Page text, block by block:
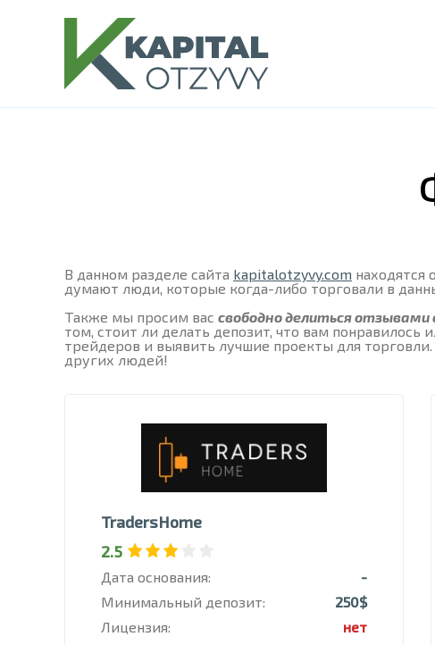
В данном разделе сайта kapitalotzyvy.com находятся
думают люди, которые когда-либо торговали в
Также мы просим вас свободно делиться отзывами
том, стоит ли делать депозит, что вам
трейдеров и выявить лучшие проекты для
других людей!
TradersHome
2.5
Дата основания:
-
Минимальный депозит:
250$
Лицензия:
нет